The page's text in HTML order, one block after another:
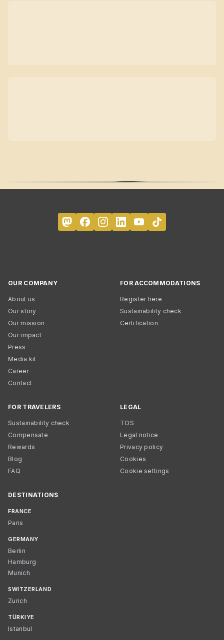
OUR COMPANY
About us
Our story
Our mission
Our impact
Press
Media kit
Career
Contact
FOR ACCOMMODATIONS
Register here
Sustainability check
Certification
FOR TRAVELERS
Sustainability check
Compensate
Rewards
Blog
FAQ
LEGAL
TOS
Legal notice
Privacy policy
Cookies
Cookie settings
DESTINATIONS
FRANCE
Paris
GERMANY
Berlin
Hamburg
Munich
SWITZERLAND
Zurich
TÜRKIYE
Istanbul